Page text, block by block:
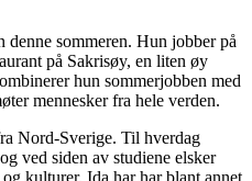
sommeren. Hun jobber på
på Sakrisøy, en liten øy
hun sommerjobben med
mennesker fra hele verden.
Nord-Sverige. Til hverdag
ved siden av studiene elsker
kulturer. Ida har har blant annet